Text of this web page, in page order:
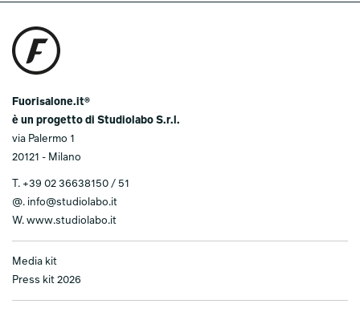
Fuorisalone.it®
è un progetto di Studiolabo S.r.l.
via Palermo 1
20121 - Milano
T. +39 02 36638150 / 51
@. info@studiolabo.it
W. www.studiolabo.it
Media kit
Press kit 2026